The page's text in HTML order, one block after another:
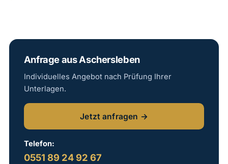
Anfrage aus Aschersleben
Individuelles Angebot nach Prüfung Ihrer
Unterlagen.
Jetzt anfragen →
Telefon:
0551 89 24 92 67